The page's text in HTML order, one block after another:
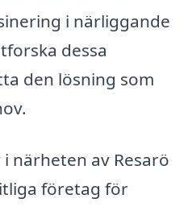
i närliggande
dessa
den lösning som
närheten av Resarö
företag för